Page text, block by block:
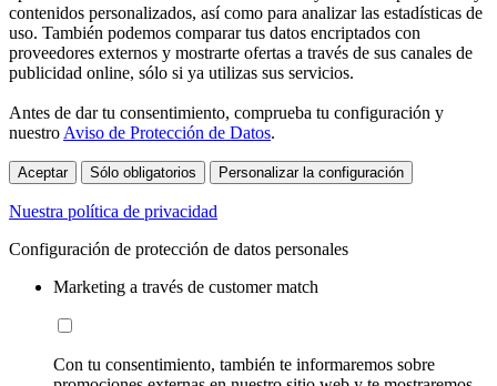
contenidos personalizados, así como para analizar las estadísticas de
uso. También podemos comparar tus datos encriptados con
proveedores externos y mostrarte ofertas a través de sus canales de
publicidad online, sólo si ya utilizas sus servicios.
Antes de dar tu consentimiento, comprueba tu configuración y
nuestro Aviso de Protección de Datos.
Aceptar Sólo obligatorios Personalizar la configuración
Nuestra política de privacidad
Configuración de protección de datos personales
Marketing a través de customer match
Con tu consentimiento, también te informaremos sobre